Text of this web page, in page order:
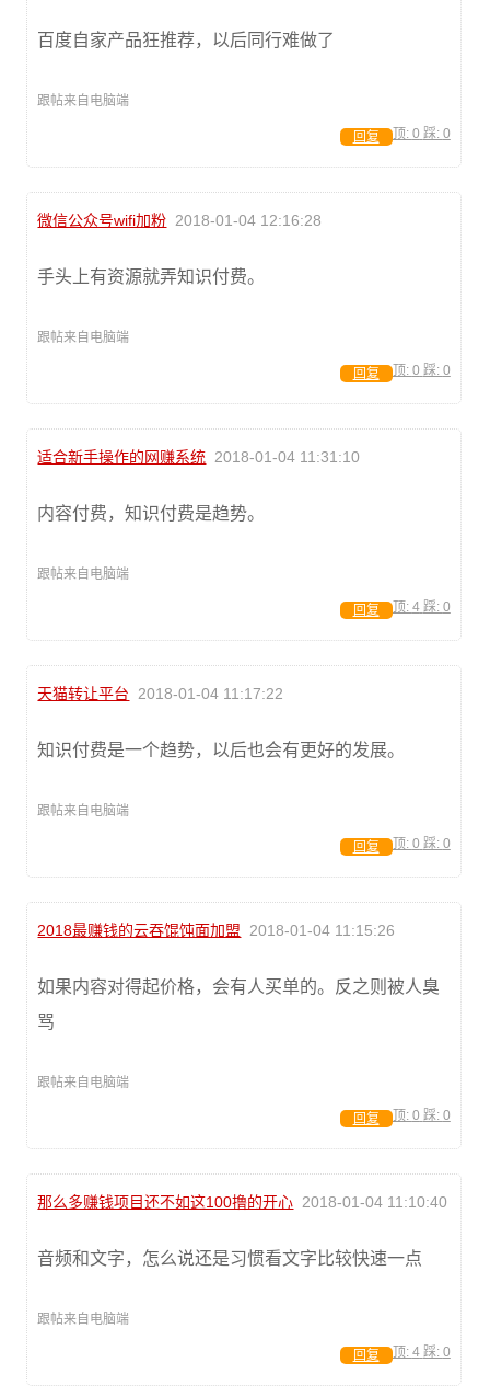
百度自家产品狂推荐，以后同行难做了
跟帖来自电脑端
顶: 0 踩: 0
回复
微信公众号wifi加粉 2018-01-04 12:16:28
手头上有资源就弄知识付费。
跟帖来自电脑端
顶: 0 踩: 0
回复
适合新手操作的网赚系统 2018-01-04 11:31:10
内容付费，知识付费是趋势。
跟帖来自电脑端
顶: 4 踩: 0
回复
天猫转让平台 2018-01-04 11:17:22
知识付费是一个趋势，以后也会有更好的发展。
跟帖来自电脑端
顶: 0 踩: 0
回复
2018最赚钱的云吞馄饨面加盟 2018-01-04 11:15:26
如果内容对得起价格，会有人买单的。反之则被人臭
骂
跟帖来自电脑端
顶: 0 踩: 0
回复
那么多赚钱项目还不如这100撸的开心 2018-01-04 11:10:40
音频和文字，怎么说还是习惯看文字比较快速一点
跟帖来自电脑端
顶: 4 踩: 0
回复